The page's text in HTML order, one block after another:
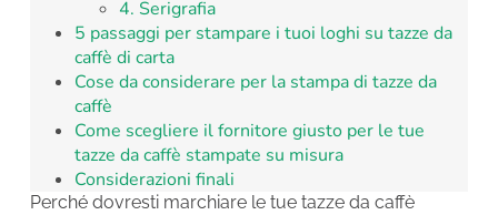
4. Serigrafia
5 passaggi per stampare i tuoi loghi su tazze da
caffè di carta
Cose da considerare per la stampa di tazze da
caffè
Come scegliere il fornitore giusto per le tue
tazze da caffè stampate su misura
Considerazioni finali
Perché dovresti marchiare le tue tazze da caffè